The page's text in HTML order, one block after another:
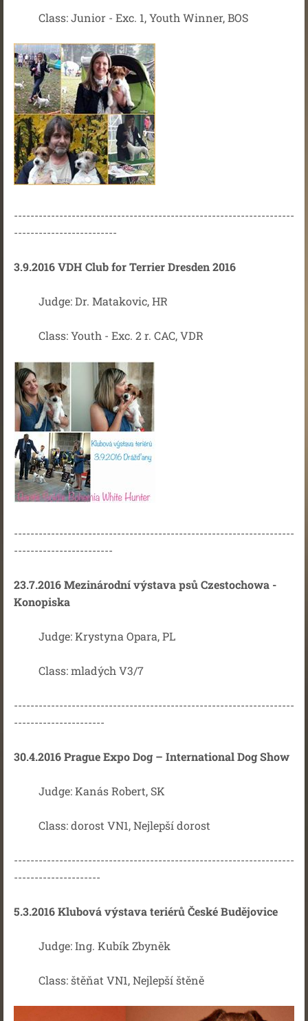
Class: Junior - Exc. 1, Youth Winner, BOS
--------------------------------------------------------------------
-------------------------
3.9.2016 VDH Club for Terrier Dresden 2016
Judge: Dr. Matakovic, HR
Class: Youth - Exc. 2 r. CAC, VDR
--------------------------------------------------------------------
------------------------
23.7.2016 Mezinárodní výstava psů Czestochowa -
Konopiska
Judge: Krystyna Opara, PL
Class: mladých V3/7
--------------------------------------------------------------------
----------------------
30.4.2016 Prague Expo Dog – International Dog Show
Judge: Kanás Robert, SK
Class: dorost VN1, Nejlepší dorost
--------------------------------------------------------------------
---------------------
5.3.2016 Klubová výstava teriérů České Budějovice
Judge: Ing. Kubík Zbyněk
Class: štěňat VN1, Nejlepší štěně